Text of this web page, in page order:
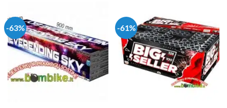
-63% -61%